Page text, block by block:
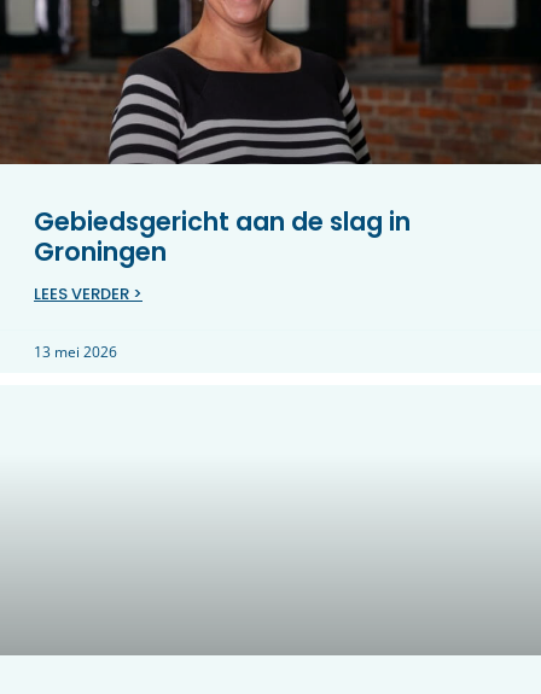
Gebiedsgericht aan de slag in
Groningen
LEES VERDER >
13 mei 2026